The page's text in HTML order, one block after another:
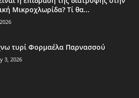
Μικροχλωρίδα? Τί θα...
τυρί Φορμαέλα Παρνασσού
3, 2026